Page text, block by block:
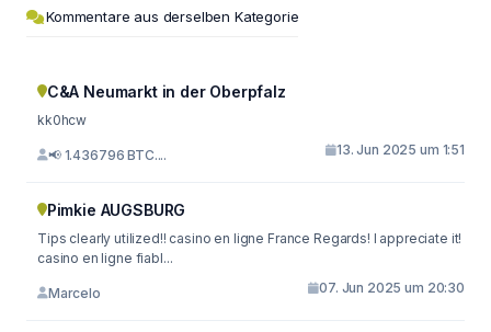
Kommentare aus derselben Kategorie
C&A Neumarkt in der Oberpfalz
kk0hcw
📢 1.436796 BTC.... 13. Jun 2025 um 1:51
Pimkie AUGSBURG
Tips clearly utilized!! casino en ligne France Regards! I appreciate it!
casino en ligne fiabl...
Marcelo 07. Jun 2025 um 20:30